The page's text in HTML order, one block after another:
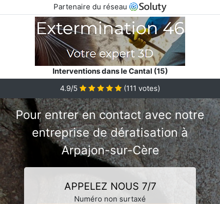
Partenaire du réseau
Interventions dans le Cantal (15)
4.9/5
(111 votes)
Pour entrer en contact avec notre
entreprise de dératisation à
Arpajon-sur-Cère
APPELEZ NOUS 7/7
Numéro non surtaxé